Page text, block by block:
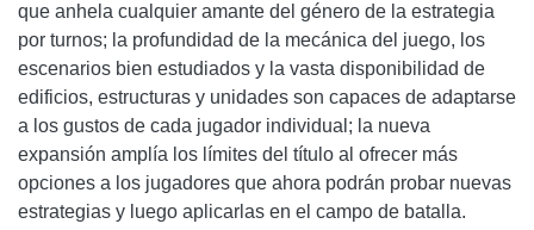
que anhela cualquier amante del género de la estrategia
por turnos; la profundidad de la mecánica del juego, los
escenarios bien estudiados y la vasta disponibilidad de
edificios, estructuras y unidades son capaces de adaptarse
a los gustos de cada jugador individual; la nueva
expansión amplía los límites del título al ofrecer más
opciones a los jugadores que ahora podrán probar nuevas
estrategias y luego aplicarlas en el campo de batalla.